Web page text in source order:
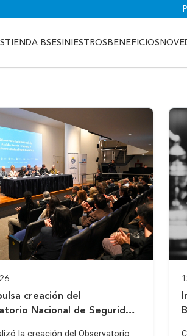
TIENDA BSESINIESTROS BENEFICIOS
creación del
Nacional de Seguridad
la creación del Observatorio